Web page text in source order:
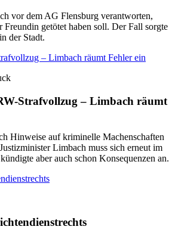
vor dem AG Flensburg verantworten,
Freundin getötet haben soll. Der Fall sorgte
der Stadt.
– Limbach räumt Fehler ein
Strafvollzug – Limbach räumt
Hinweise auf kriminelle Machenschaften
Limbach muss sich erneut im
aber auch schon Konsequenzen an.